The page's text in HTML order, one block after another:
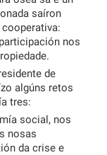
saíron
nos
de
algúns retos
tres:
social, nos
nosas
da crise e